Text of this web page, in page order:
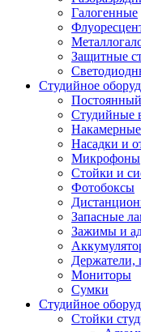
Галогенные
Защитные
Студийное
Студийные
Насадки и
Микрофоны
Стойки и
Фотобоксы
Запасные
Зажимы и
Мониторы
Сумки
Студийное
Стойки